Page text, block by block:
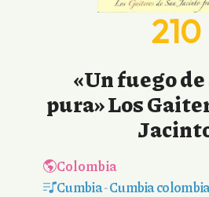
210
«Un fuego
pura» Los
Colombia
Cumbia-Cumbia